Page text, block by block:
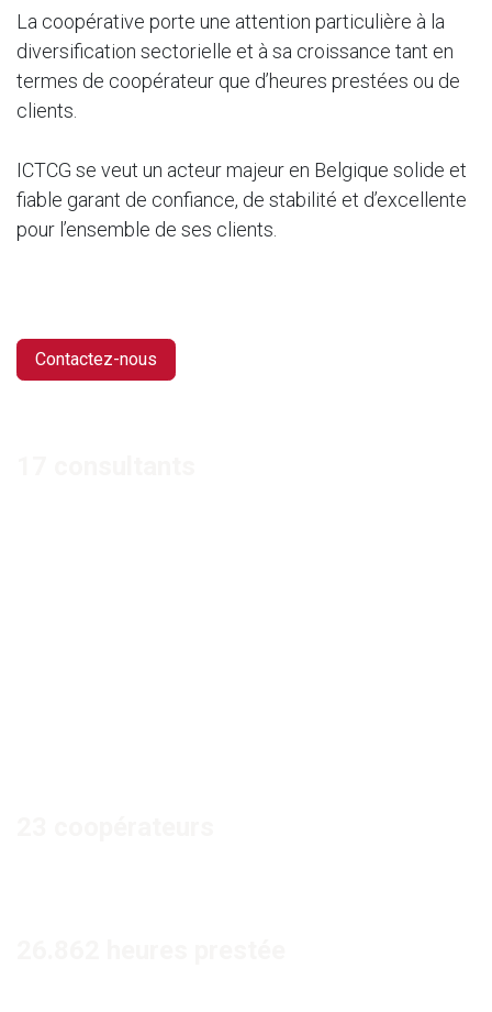
La coopérative porte une attention particulière à la
diversification sectorielle et à sa croissance tant en
termes de coopérateur que d’heures prestées ou de
clients.
ICTCG se veut un acteur majeur en Belgique solide et
fiable garant de confiance, de stabilité et d’excellente
pour l’ensemble de ses clients.
Contactez-nous